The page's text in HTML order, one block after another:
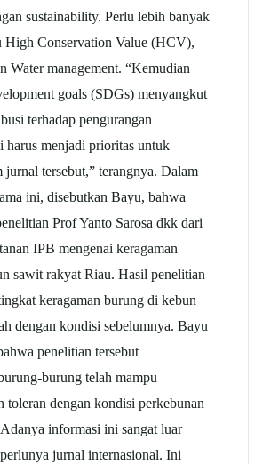
sustainability. Perlu lebih banyak
High Conservation Value (HCV),
Water management. “Kemudian
goals (SDGs) menyangkut
terhadap pengurangan
harus menjadi prioritas untuk
jurnal tersebut,” terangnya. Dalam
ini, disebutkan Bayu, bahwa
Prof Yanto Sarosa dkk dari
IPB mengenai keragaman
sawit rakyat Riau. Hasil penelitian
keragaman burung di kebun
dengan kondisi sebelumnya. Bayu
penelitian tersebut
burung telah mampu
toleran dengan kondisi perkebunan
informasi ini sangat luar
jurnal internasional. Ini